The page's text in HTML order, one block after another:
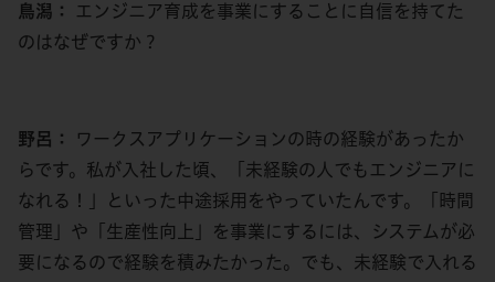
鳥潟：
エンジニア育成を事業にすることに自信を持てた
のはなぜですか？
野呂：
ワークスアプリケーションの時の経験があったか
らです。私が入社した頃、「未経験の人でもエンジニアに
なれる！」といった中途採用をやっていたんです。「時間
管理」や「生産性向上」を事業にするには、システムが必
要になるので経験を積みたかった。でも、未経験で入れる